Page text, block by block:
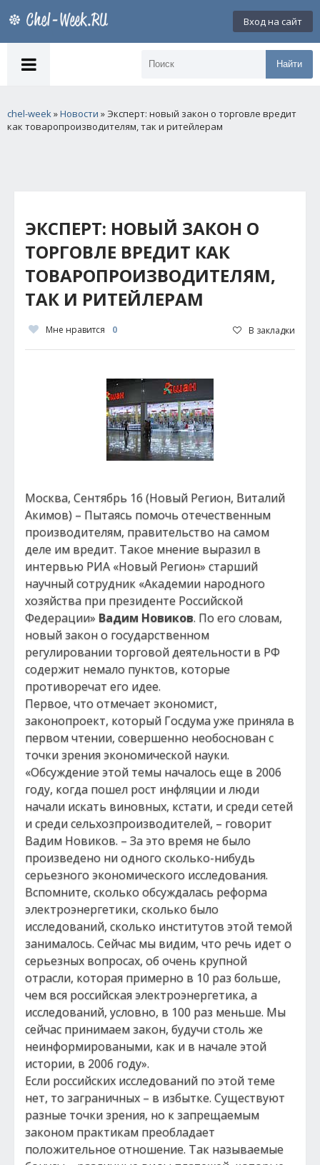
Вход на сайт
Найти
chel-week»Новости » Эксперт: новый закон о торговле вредит
как товаропроизводителям, так и ритейлерам
ЭКСПЕРТ: НОВЫЙ ЗАКОН О
ТОРГОВЛЕ ВРЕДИТ КАК
ТОВАРОПРОИЗВОДИТЕЛЯМ,
ТАК И РИТЕЙЛЕРАМ
Мне нравится 0 В закладки
Москва, Сентябрь 16 (Новый Регион, Виталий
Акимов) – Пытаясь помочь отечественным
производителям, правительство на самом
деле им вредит. Такое мнение выразил в
интервью РИА «Новый Регион» старший
научный сотрудник «Академии народного
хозяйства при президенте Российской
Федерации» Вадим Новиков. По его словам,
новый закон о государственном
регулировании торговой деятельности в РФ
содержит немало пунктов, которые
противоречат его идее.
Первое, что отмечает экономист,
законопроект, который Госдума уже приняла в
первом чтении, совершенно необоснован с
точки зрения экономической науки.
«Обсуждение этой темы началось еще в 2006
году, когда пошел рост инфляции и люди
начали искать виновных, кстати, и среди сетей
и среди сельхозпроизводителей, – говорит
Вадим Новиков. – За это время не было
произведено ни одного сколько-нибудь
серьезного экономического исследования.
Вспомните, сколько обсуждалась реформа
электроэнергетики, сколько было
исследований, сколько институтов этой темой
занималось. Сейчас мы видим, что речь идет о
серьезных вопросах, об очень крупной
отрасли, которая примерно в 10 раз больше,
чем вся российская электроэнергетика, а
исследований, условно, в 100 раз меньше. Мы
сейчас принимаем закон, будучи столь же
неинформироваными, как и в начале этой
истории, в 2006 году».
Если российских исследований по этой теме
нет, то заграничных – в избытке. Существуют
разные точки зрения, но к запрещаемым
законом практикам преобладает
положительное отношение. Так называемые